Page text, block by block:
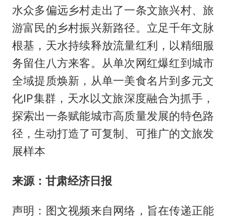
水众多偏远乡村走出了一条文旅兴村、旅
游富民的乡村振兴新路径。立足千年文脉
根基，天水持续释放流量红利，以精细服
务留住八方来客。从单次网红爆红到城市
全域提质焕新，从单一美食名片到多元文
化IP集群，天水以文旅深度融合为抓手，
探索出一条赋能城市高质量发展的特色路
径，生动打造了可复制、可推广的文旅发
展样本
来源：甘肃经济日报
声明：图文视频来自网络，旨在传递正能